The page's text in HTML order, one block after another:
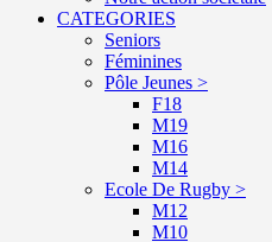
CATEGORIES
Seniors
Féminines
Pôle Jeunes >
F18
M19
M16
M14
Ecole De Rugby >
M12
M10